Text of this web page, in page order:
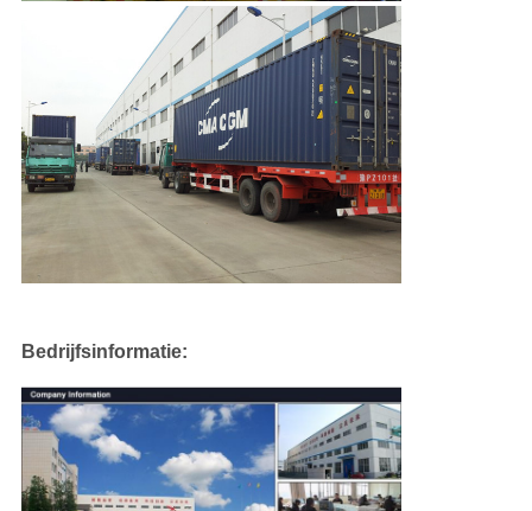
Bedrijfsinformatie: